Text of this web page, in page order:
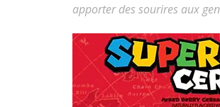
apporter des sourires aux